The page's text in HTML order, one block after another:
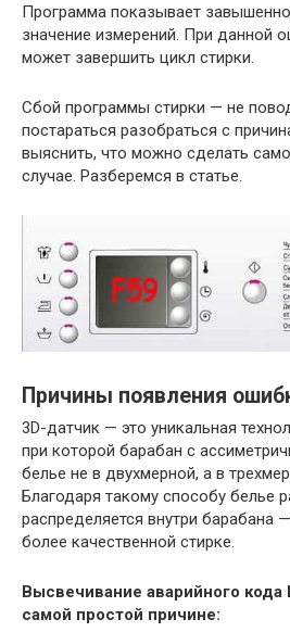
Программа показывает
значение измерений. При данной
может завершить цикл стирки.
Сбой программы стирки — не
постараться разобраться с
выяснить, что можно сделать
случае. Разберемся в статье.
Причины появления
3D-датчик — это уникальная
при которой барабан с
белье не в двухмерной, а в
Благодаря такому способу белье
распределяется внутри барабана
более качественной стирке.
Высвечивание аварийного
самой простой причине: